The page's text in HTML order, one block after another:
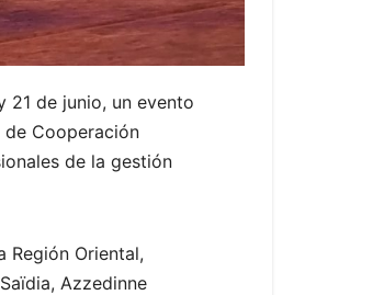
21 de junio, un evento
Cooperación
de la gestión
Región Oriental,
Azzedinne